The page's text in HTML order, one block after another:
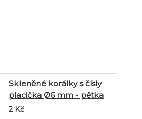
Skleněné korálky s čísly
placička Ø6 mm - pětka
2 Kč